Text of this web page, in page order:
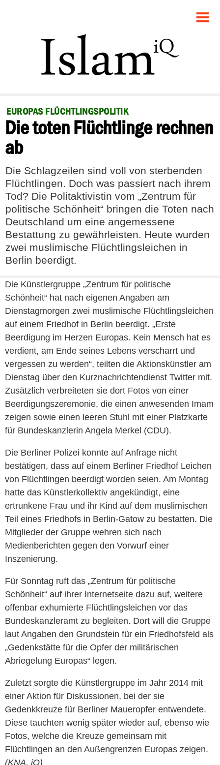
POLITIK
GESELLSCHAFT
RECHT
FEUILLETON
DEBATTE
EUROPAS FLÜCHTLINGSPOLITIK
Die toten Flüchtlinge rechnen
ab
Die Schlagzeilen sind voll von sterbenden
Flüchtlingen. Doch was passiert nach ihrem
Tod? Die Politaktivistin vom „Zentrum für
politische Schönheit“ bringen die Toten nach
Deutschland um eine angemessene
Bestattung zu gewährleisten. Heute wurden
zwei muslimische Flüchtlingsleichen in
Berlin beerdigt.
Die Künstlergruppe „Zentrum für politische
Schönheit“ hat nach eigenen Angaben am
Dienstagmorgen zwei muslimische Flüchtlingsleichen
auf einem Friedhof in Berlin beerdigt. „Erste
Beerdigung im Herzen Europas. Kein Mensch hat es
verdient, am Ende seines Lebens verscharrt und
vergessen zu werden“, teilten die Aktionskünstler am
Dienstag über den Kurznachrichtendienst Twitter mit.
Zusätzlich verbreiteten sie dort Fotos von einer
Beerdigungszeremonie, die einen anwesenden Imam
zeigen sowie einen leeren Stuhl mit einer Platzkarte
für Bundeskanzlerin Angela Merkel (CDU).
Die Berliner Polizei konnte auf Anfrage nicht
bestätigen, dass auf einem Berliner Friedhof Leichen
von Flüchtlingen beerdigt worden seien. Am Montag
hatte das Künstlerkollektiv angekündigt, eine
ertrunkene Frau und ihr Kind auf dem muslimischen
Teil eines Friedhofs in Berlin-Gatow zu bestatten. Die
Mitglieder der Gruppe wehren sich nach
Medienberichten gegen den Vorwurf einer
Inszenierung.
Für Sonntag ruft das „Zentrum für politische
Schönheit“ auf ihrer Internetseite dazu auf, weitere
offenbar exhumierte Flüchtlingsleichen vor das
Bundeskanzleramt zu begleiten. Dort will die Gruppe
laut Angaben den Grundstein für ein Friedhofsfeld als
„Gedenkstätte für die Opfer der militärischen
Abriegelung Europas“ legen.
Zuletzt sorgte die Künstlergruppe im Jahr 2014 mit
einer Aktion für Diskussionen, bei der sie
Gedenkkreuze für Berliner Maueropfer entwendete.
Diese tauchten wenig später wieder auf, ebenso wie
Fotos, welche die Kreuze gemeinsam mit
Flüchtlingen an den Außengrenzen Europas zeigen.
(KNA, iQ)